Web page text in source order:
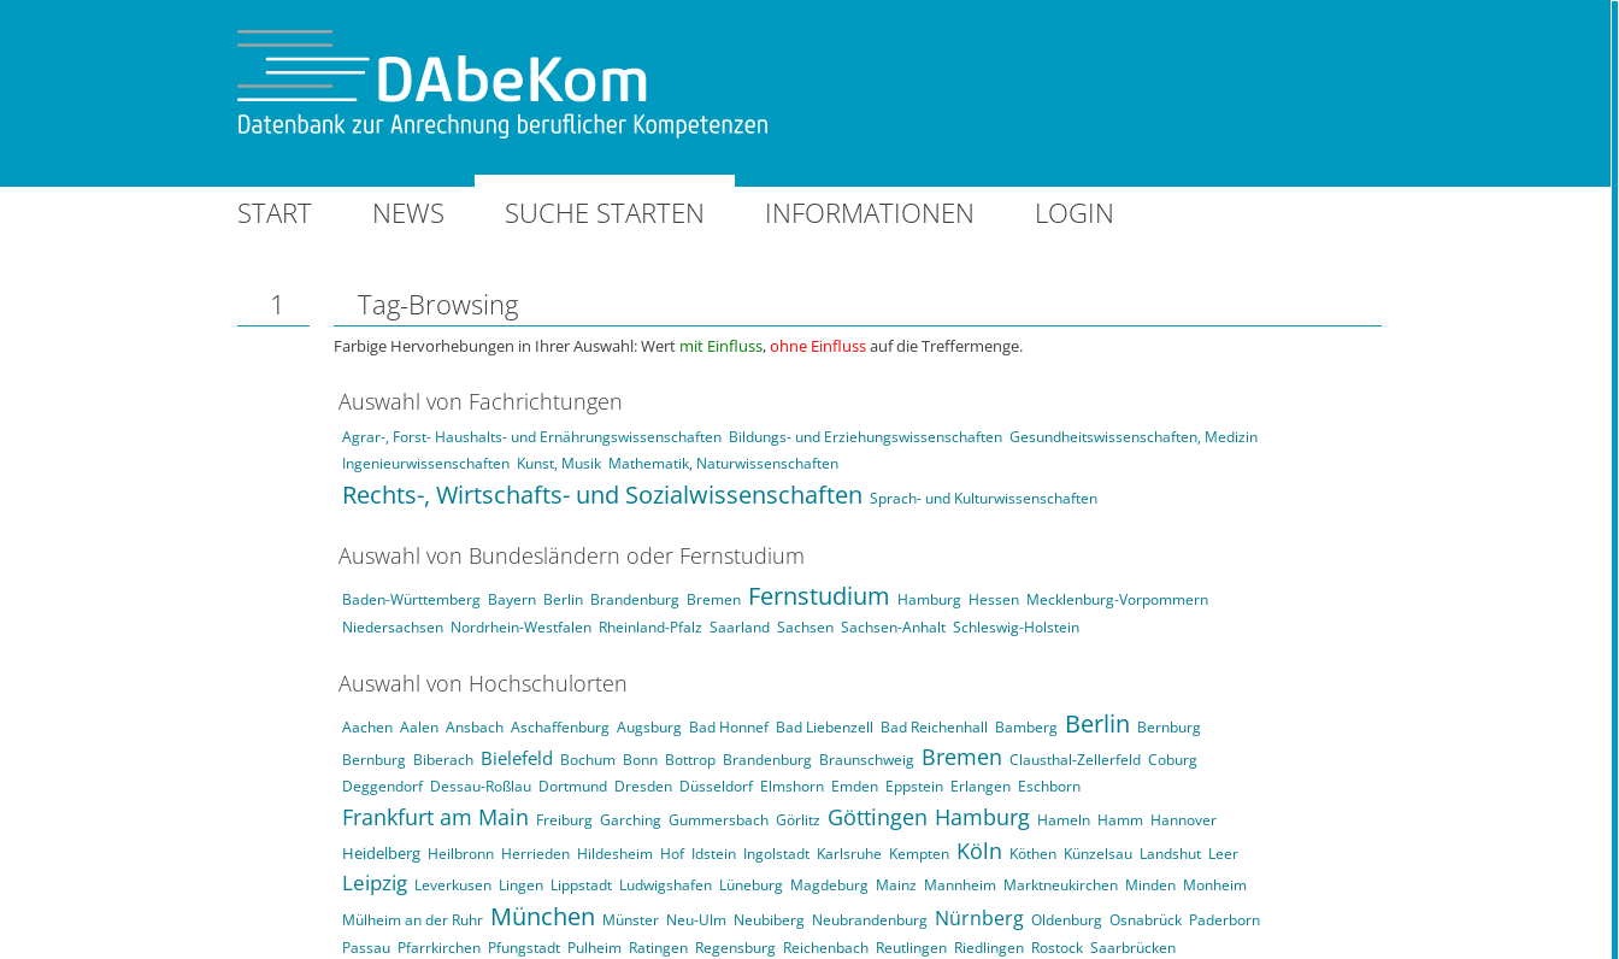
START NEWS SUCHE STARTEN INFORMATIONEN LOGIN
1 Tag-Browsing
Farbige Hervorhebungen in Ihrer Auswahl: Wert mit Einfluss,ohne Einflussauf die Treffermenge.
Auswahl von Fachrichtungen
Agrar-, Forst- Haushalts- und Ernährungswissenschaften Bildungs- und Erziehungswissenschaften Gesundheitswissenschaften, Medizin
Ingenieurwissenschaften Kunst, Musik Mathematik, Naturwissenschaften
Rechts-, Wirtschafts- und Sozialwissenschaften Sprach- und Kulturwissenschaften
Auswahl von Bundesländern oder Fernstudium
Baden-Württemberg Bayern Berlin Brandenburg Bremen Fernstudium Hamburg Hessen Mecklenburg-Vorpommern
Niedersachsen Nordrhein-Westfalen Rheinland-Pfalz Saarland Sachsen Sachsen-Anhalt Schleswig-Holstein
Auswahl von Hochschulorten
Aachen Aalen Ansbach Aschaffenburg Augsburg Bad Honnef Bad Liebenzell Bad Reichenhall Bamberg Berlin Bernburg
Bernburg Biberach Bielefeld Bochum Bonn Bottrop Brandenburg Braunschweig Bremen Clausthal-Zellerfeld Coburg
Deggendorf Dessau-Roßlau Dortmund Dresden Düsseldorf Elmshorn Emden Eppstein Erlangen Eschborn
Frankfurt am Main Freiburg Garching Gummersbach Görlitz Göttingen Hamburg Hameln Hamm Hannover
Heidelberg Heilbronn Herrieden Hildesheim Hof Idstein Ingolstadt Karlsruhe Kempten Köln Köthen Künzelsau Landshut Leer
Leipzig Leverkusen Lingen Lippstadt Ludwigshafen Lüneburg Magdeburg Mainz Mannheim Marktneukirchen Minden Monheim
Mülheim an der Ruhr München Münster Neu-Ulm Neubiberg Neubrandenburg Nürnberg Oldenburg Osnabrück Paderborn
Passau Pfarrkirchen Pfungstadt Pulheim Ratingen Regensburg Reichenbach Reutlingen Riedlingen Rostock Saarbrücken